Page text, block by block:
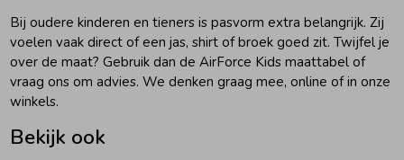
Bij oudere kinderen en tieners is pasvorm extra belangrijk. Zij
voelen vaak direct of een jas, shirt of broek goed zit. Twijfel je
over de maat? Gebruik dan de AirForce Kids maattabel of
vraag ons om advies. We denken graag mee, online of in onze
winkels.
Bekijk ook